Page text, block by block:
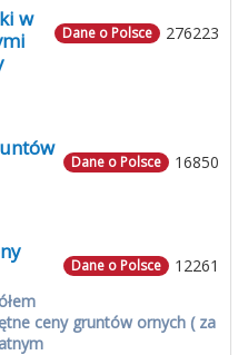
276223
Dane o Polsce
w
16850
Dane o Polsce
12261
Dane o Polsce
ceny gruntów ornych ( za